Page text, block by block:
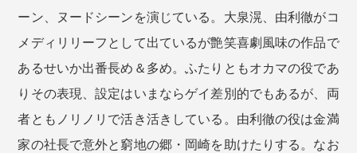
ーン、ヌードシーンを演じている。大泉滉、由利徹がコ
メディリリーフとして出ているが艶笑喜劇風味の作品で
あるせいか出番長め＆多め。ふたりともオカマの役であ
りその表現、設定はいまならゲイ差別的でもあるが、両
者ともノリノリで活き活きしている。由利徹の役は金満
家の社長で意外と窮地の郷・岡崎を助けたりする。なお